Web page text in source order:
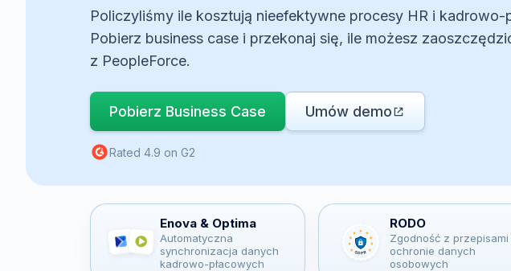
Policzyliśmy ile kosztują nieefektywne procesy HR i kadrowo-
Pobierz business case i przekonaj się, ile możesz
z PeopleForce.
Pobierz Business Case Umów demo
Rated 4.9 on G2
Enova & Optima
Automatyczna
synchronizacja danych
kadrowo-płacowych
RODO
Zgodność z przepisami
ochronie danych
osobowych